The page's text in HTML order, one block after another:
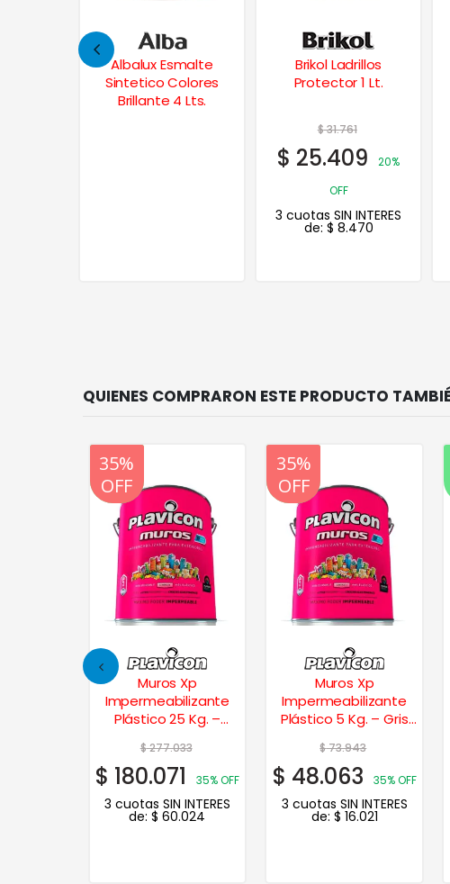
Albalux Esmalte
Sintetico Colores
Brillante 4 Lts.
Brikol Ladrillos
Protector 1 Lt.
$31.761
$ 25.409
20%
OFF
3 cuotas SIN INTERES
de: $ 8.470
20%
OFF
35%
OFF
Muros Xp
Impermeabilizante
Plástico 25 Kg. –
$277.033
$ 180.071 35% OFF
3 cuotas SIN INTERES
de:$ 60.024
20%
OFF
35%
OFF
Muros Xp
Impermeabilizante
Plástico 5 Kg. – Gris
$73.943
$ 48.063 35% OFF
3 cuotas SIN INTERES
de: $ 16.021